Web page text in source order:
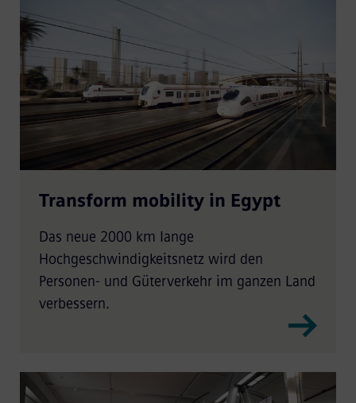
Transform mobility in Egypt
Das neue 2000 km lange
Hochgeschwindigkeitsnetz wird den
Personen- und Güterverkehr im ganzen Land
verbessern.